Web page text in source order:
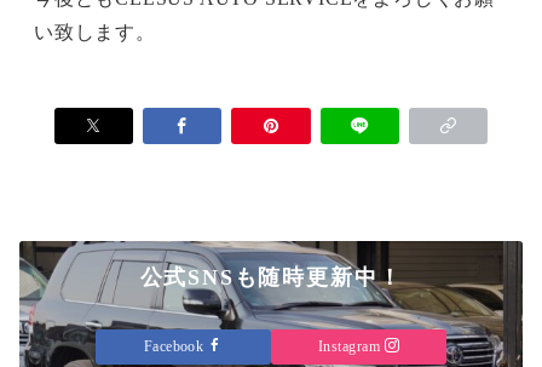
い致します。
公式SNSも随時更新中！
Facebook Instagram